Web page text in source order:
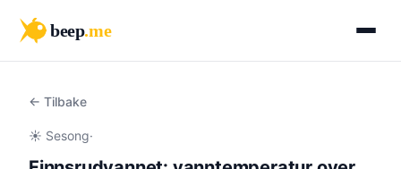
beep.me
← Tilbake
☀️ Sesong·